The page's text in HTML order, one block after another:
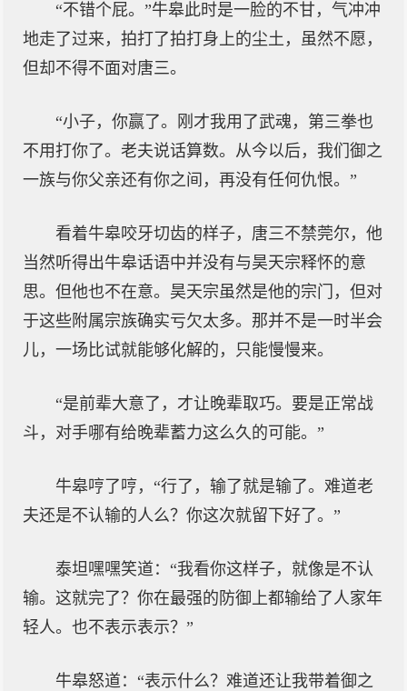
“不错个屁。”牛皋此时是一脸的不甘，气冲冲
地走了过来，拍打了拍打身上的尘土，虽然不愿，
但却不得不面对唐三。
“小子，你赢了。刚才我用了武魂，第三拳也
不用打你了。老夫说话算数。从今以后，我们御之
一族与你父亲还有你之间，再没有任何仇恨。”
看着牛皋咬牙切齿的样子，唐三不禁莞尔，他
当然听得出牛皋话语中并没有与昊天宗释怀的意
思。但他也不在意。昊天宗虽然是他的宗门，但对
于这些附属宗族确实亏欠太多。那并不是一时半会
儿，一场比试就能够化解的，只能慢慢来。
“是前辈大意了，才让晚辈取巧。要是正常战
斗，对手哪有给晚辈蓄力这么久的可能。”
牛皋哼了哼，“行了，输了就是输了。难道老
夫还是不认输的人么？你这次就留下好了。”
泰坦嘿嘿笑道：“我看你这样子，就像是不认
输。这就完了？你在最强的防御上都输给了人家年
轻人。也不表示表示？”
牛皋怒道：“表示什么？难道还让我带着御之